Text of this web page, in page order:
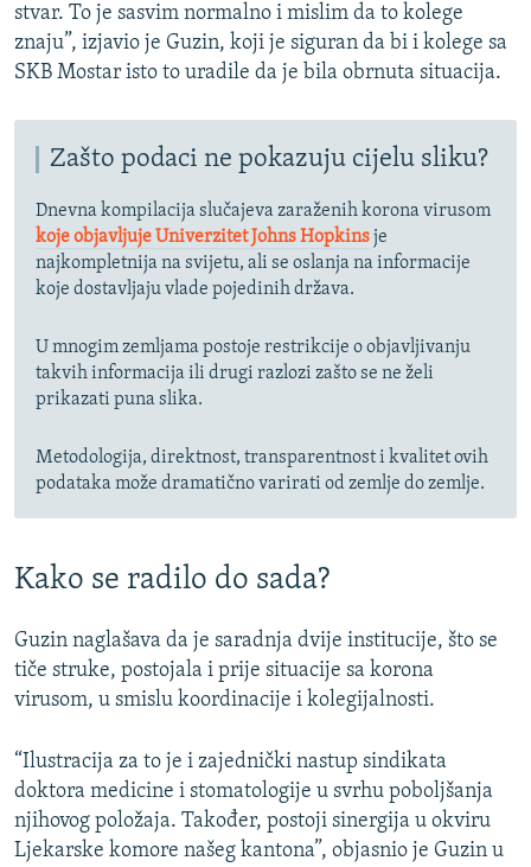
stvar. To je sasvim normalno i mislim da to kolege
znaju”, izjavio je Guzin, koji je siguran da bi i kolege sa
SKB Mostar isto to uradile da je bila obrnuta situacija.
Zašto podaci ne pokazuju cijelu sliku?
Dnevna kompilacija slučajeva zaraženih korona virusom
koje objavljuje Univerzitet Johns Hopkinsje
najkompletnija na svijetu, ali se oslanja na informacije
koje dostavljaju vlade pojedinih država.
U mnogim zemljama postoje restrikcije o objavljivanju
takvih informacija ili drugi razlozi zašto se ne želi
prikazati puna slika.
Metodologija, direktnost, transparentnost i kvalitet ovih
podataka može dramatično varirati od zemlje do zemlje.
Kako se radilo do sada?
Guzin naglašava da je saradnja dvije institucije, što se
tiče struke, postojala i prije situacije sa korona
virusom, u smislu koordinacije i kolegijalnosti.
“Ilustracija za to je i zajednički nastup sindikata
doktora medicine i stomatologije u svrhu poboljšanja
njihovog položaja. Također, postoji sinergija u okviru
Ljekarske komore našeg kantona”, objasnio je Guzin u